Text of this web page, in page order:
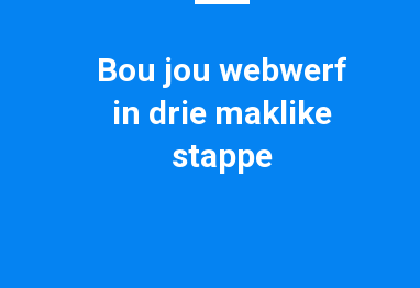
Bou jou webwerf
in drie maklike
stappe